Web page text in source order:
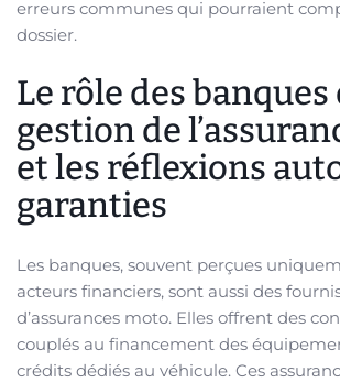
erreurs communes qui pourraient
dossier.
Le rôle des banques
gestion de
et les réflexions
garanties
Les banques, souvent perçues
acteurs financiers, sont aussi des
d’assurances moto. Elles offrent des
couplés au financement des
crédits dédiés au véhicule. Ces